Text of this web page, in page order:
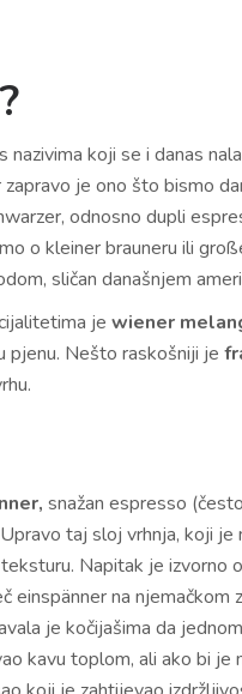
koji se i danas
je ono što bismo
odnosno dupli
o kleiner brauneru ili
sličan današnjem
je wiener
pjenu. Nešto raskošniji je
snažan espresso
taj sloj vrhnja, koji
Napitak je izvorno
einspänner na njemačkom
je kočijašima da
kavu toplom, ali ako bi